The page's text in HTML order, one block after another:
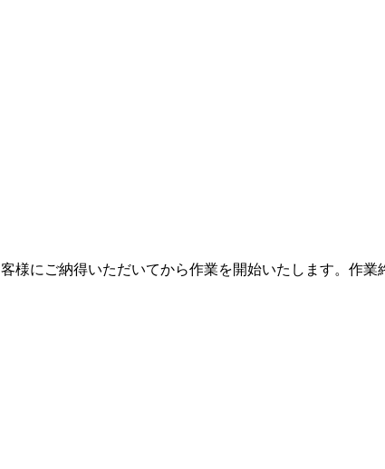
様にご納得いただいてから作業を開始いたします。作